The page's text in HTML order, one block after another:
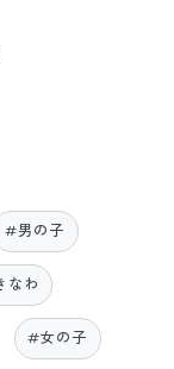
#男の子
なわ
#女の子